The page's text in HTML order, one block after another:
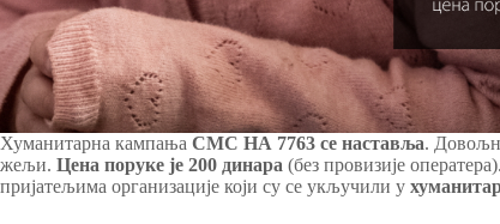
Хуманитарна кампања СМС НА 7763 се наставља.
жељи. Цена поруке је 200 динара (без провизије
пријатељима организације који су се укључили у